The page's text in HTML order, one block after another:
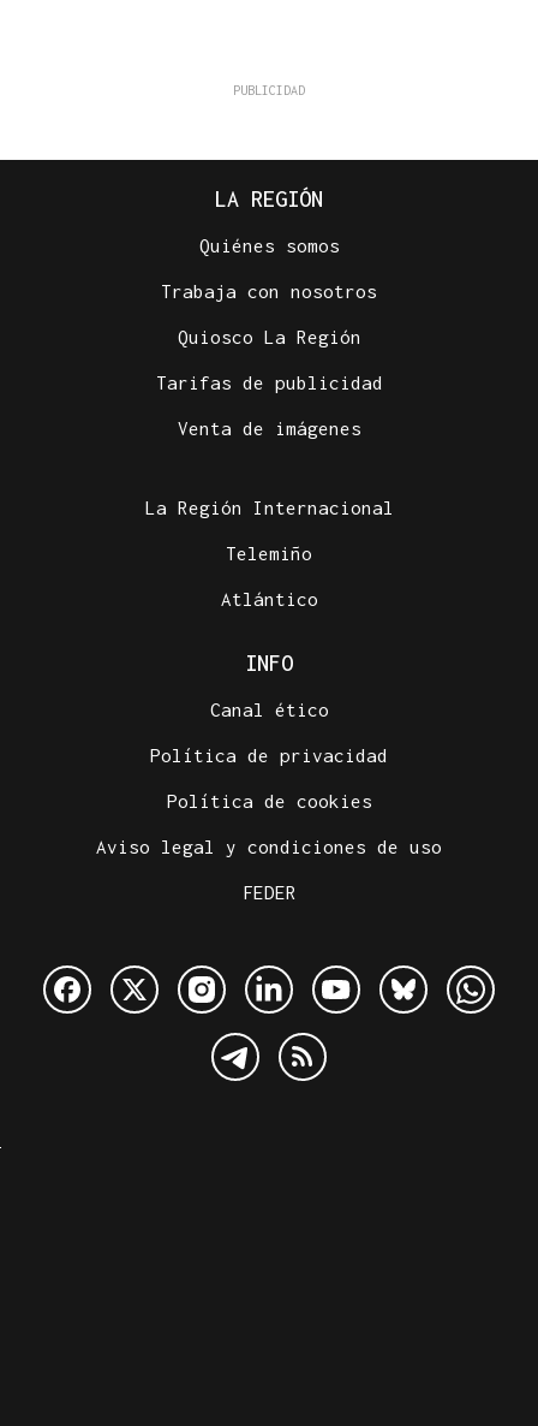
LA REGIÓN
Quiénes somos
Trabaja con nosotros
Quiosco La Región
Tarifas de publicidad
Venta de imágenes
La Región Internacional
Telemiño
Atlántico
INFO
Canal ético
Política de privacidad
Política de cookies
Aviso legal y condiciones de uso
FEDER